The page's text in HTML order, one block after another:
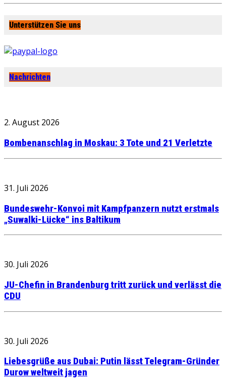
Unterstützen Sie uns
Nachrichten
2. August 2026
Bombenanschlag in Moskau: 3 Tote und 21 Verletzte
31. Juli 2026
Bundeswehr-Konvoi mit Kampfpanzern nutzt erstmals
„Suwalki-Lücke“ ins Baltikum
30. Juli 2026
JU-Chefin in Brandenburg tritt zurück und verlässt die
CDU
30. Juli 2026
Liebesgrüße aus Dubai: Putin lässt Telegram-Gründer
Durow weltweit jagen